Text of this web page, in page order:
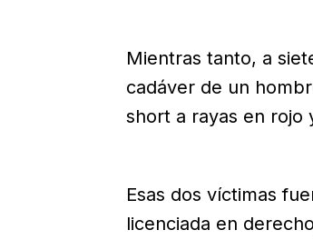
Mientras tanto, a
cadáver de un
short a rayas en rojo
Esas dos víctimas
licenciada en